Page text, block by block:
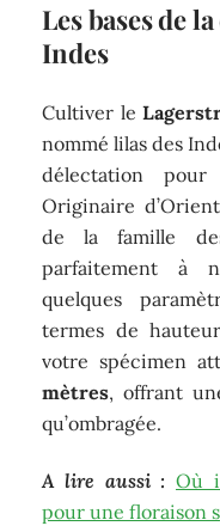
Les bases de
Indes
Cultiver le
nommé lilas des
délectation
Originaire
de la famille
parfaitement à
quelques
termes de
votre spécimen
mètres, offrant
qu’ombragée.
A lire aussi : Où
pour une floraison